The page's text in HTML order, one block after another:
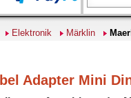
Elektronik Märklin
Adapter Mini